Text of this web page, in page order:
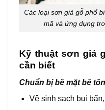
Các loại sơn giả gỗ phổ
mã và ứng dụng
Kỹ thuật sơn giả
cần biết
Chuẩn bị bề mặt bê
Vệ sinh sạch bụi